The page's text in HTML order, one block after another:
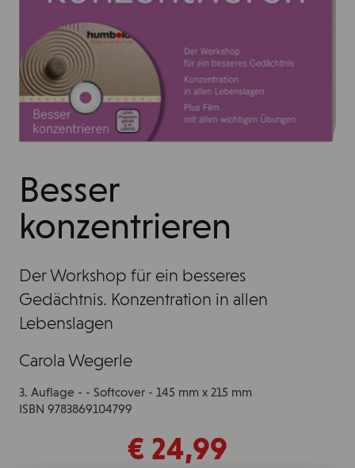
Besser
konzentrieren
Der Workshop für ein besseres
Gedächtnis. Konzentration in allen
Lebenslagen
Carola Wegerle
3. Auflage - - Softcover - 145 mm x 215 mm
ISBN 9783869104799
€ 24,99